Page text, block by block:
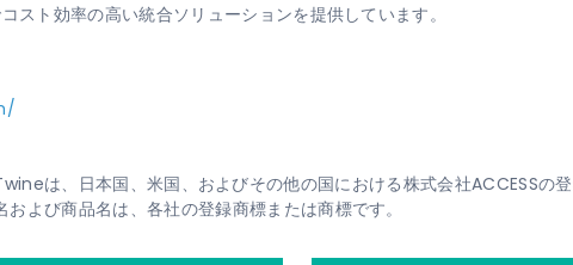
スト効率の高い統合ソリューションを提供しています。
は、日本国、米国、およびその他の国における株式会社ACCESSの
よび商品名は、各社の登録商標または商標です。